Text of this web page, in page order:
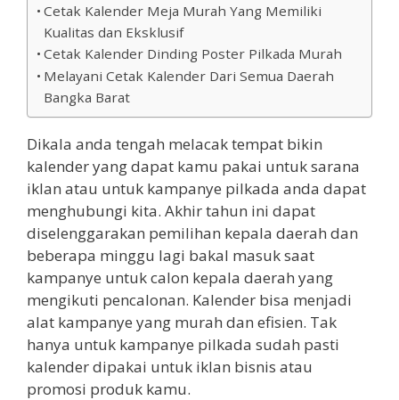
Cetak Kalender Meja Murah Yang Memiliki
Kualitas dan Eksklusif
Cetak Kalender Dinding Poster Pilkada Murah
Melayani Cetak Kalender Dari Semua Daerah
Bangka Barat
Dikala anda tengah melacak tempat bikin
kalender yang dapat kamu pakai untuk sarana
iklan atau untuk kampanye pilkada anda dapat
menghubungi kita. Akhir tahun ini dapat
diselenggarakan pemilihan kepala daerah dan
beberapa minggu lagi bakal masuk saat
kampanye untuk calon kepala daerah yang
mengikuti pencalonan. Kalender bisa menjadi
alat kampanye yang murah dan efisien. Tak
hanya untuk kampanye pilkada sudah pasti
kalender dipakai untuk iklan bisnis atau
promosi produk kamu.